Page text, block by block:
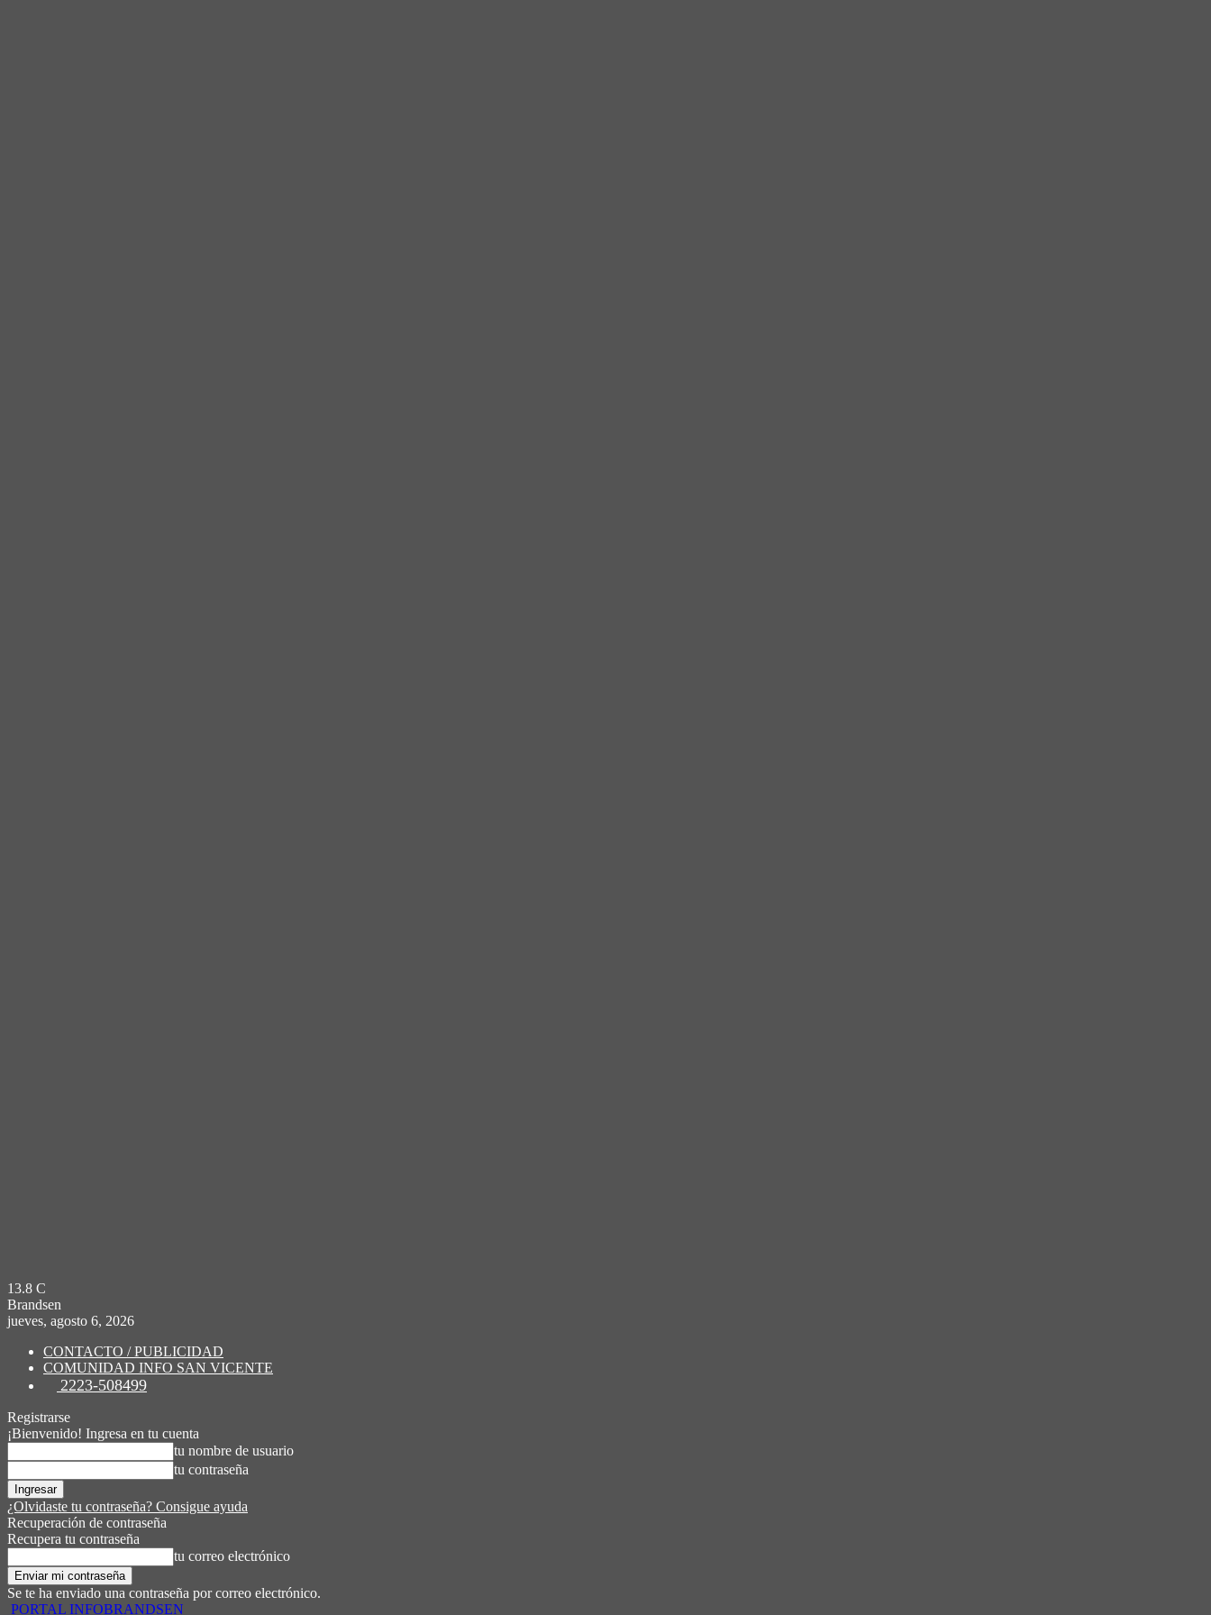
13.8 C
Brandsen
jueves, agosto 6, 2026
CONTACTO / PUBLICIDAD
COMUNIDAD INFO SAN VICENTE
2223-508499
Registrarse
¡Bienvenido! Ingresa en tu cuenta
tu nombre de usuario
tu contraseña
¿Olvidaste tu contraseña? Consigue ayuda
Recuperación de contraseña
Recupera tu contraseña
tu correo electrónico
Se te ha enviado una contraseña por correo electrónico.
PORTAL INFOBRANDSEN